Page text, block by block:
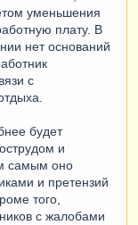
уменьшения
плату. В
нет оснований
с
будет
и
самым оно
и претензий
того,
с жалобами